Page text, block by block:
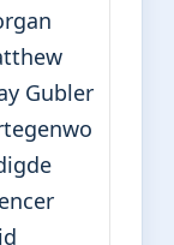
Gubler